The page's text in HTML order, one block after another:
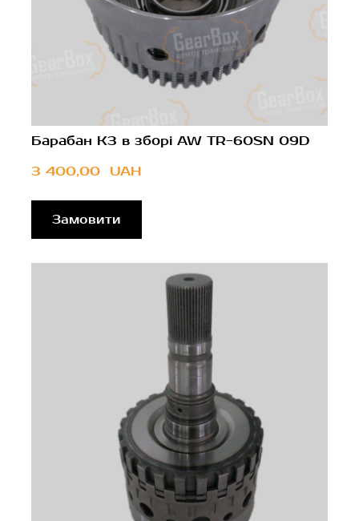
Барабан K3 в зборі AW TR-60SN 09D
3 400,00  UAH
Замовити